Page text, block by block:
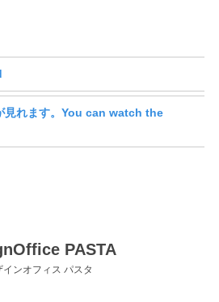
見れます。You can watch the
PASTA
インオフィス パスタ